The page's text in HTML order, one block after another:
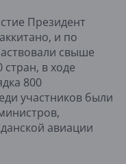
Президент
и по
свыше
в ходе
800
участников были
авиации